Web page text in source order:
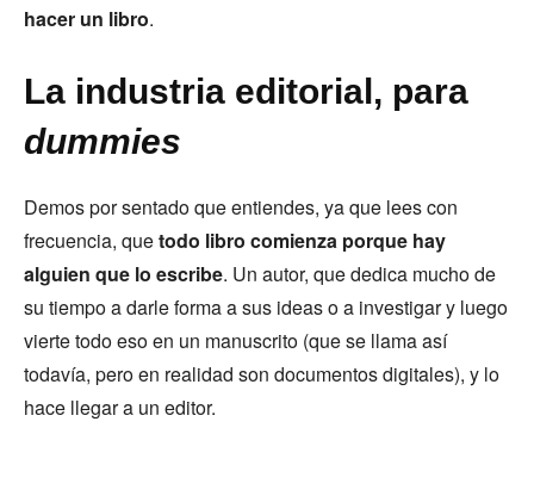
hacer un libro.
La industria editorial, para
dummies
Demos por sentado que entiendes, ya que lees con
frecuencia, quetodo libro comienza porque hay
alguien que lo escribe. Un autor, que dedica mucho de
su tiempo a darle forma a sus ideas o a investigar y luego
vierte todo eso en un manuscrito (que se llama así
todavía, pero en realidad son documentos digitales), y lo
hace llegar a un editor.